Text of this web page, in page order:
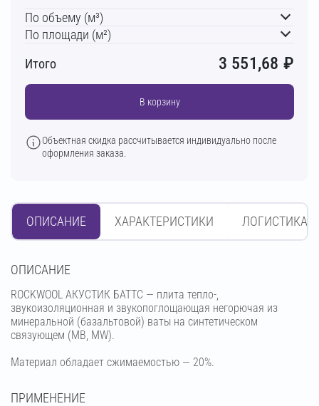
По объему (м³)
По площади (м²)
Итого
3 551,68 ₽
В корзину
Объектная скидка рассчитывается индивидуально после
оформления заказа.
ОПИСАНИЕ ХАРАКТЕРИСТИКИ ЛОГИСТИКА
OПИСАНИЕ
ROCKWOOL АКУСТИК БАТТС — плита тепло-,
звукоизоляционная и звукопоглощающая негорючая из
минеральной (базальтовой) ваты на синтетическом
связующем (МВ, MW).
Материал обладает сжимаемостью — 20%.
ПРИМЕНЕНИЕ